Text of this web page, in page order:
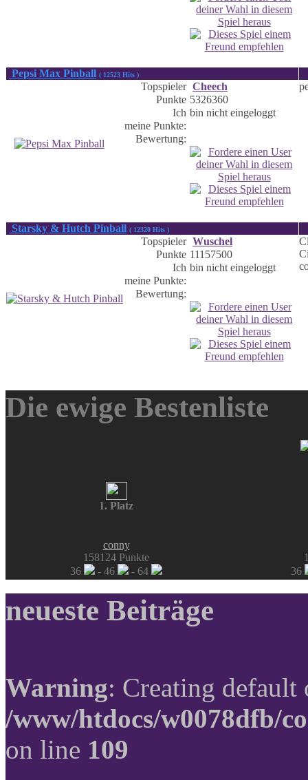
Pepsi Max Pinball ( 12523 Hits )
Topspieler Cheech
Punkte 5326360
Ich bin nicht eingeloggt
meine Punkte:
Bewertung:
Starsky & Hutch Pinball ( 12320 Hits )
Topspieler Wuschel
Punkte 11157500
Ich bin nicht eingeloggt
meine Punkte:
Bewertung:
Die ewige Bestenliste
1. Platz
conny
158124 Punkte
36
- 46 - 64
36
neueste Beiträge
Warning: Creating
/www/htdocs/w0078dfb/
on line 109